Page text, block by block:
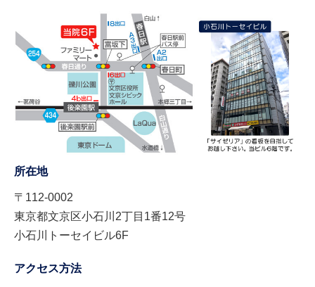
所在地
〒112-0002
東京都文京区小石川2丁目1番12号
小石川トーセイビル6F
アクセス方法